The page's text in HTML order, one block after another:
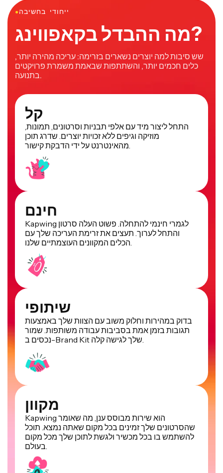
●ייחודי בחשיבה
מה ההבדל בקאפווינג?
שש סיבות למה יוצרים נשארים בזרימה: עריכה מהירה יותר,
כלים חכמים יותר, והשתתפות שבאמת משמרת פרויקטים
בתנועה.
קל
התחל ליצור מיד עם אלפי תבניות וסרטונים, תמונות,
מוזיקה וגיפים ללא זכויות יוצרים. שדרג תוכן
מהאינטרנט על ידי הדבקת קישור.
חינם
Kapwing לגמרי חינמי להתחלה. פשוט העלה סרטון
והתחל לערוך. תעצים את זרימת העריכה שלך עם
הכלים המקוונים העוצמתיים שלנו.
שיתופי
בדוק במהירות וחלוק משוב עם הצוות שלך באמצעות
תגובות בזמן אמת בסביבות עבודה משותפות. שמור
נכסים ב-Brand Kit שלך לגישה קלה.
מקוון
Kapwing הוא שירות מבוסס ענן, מה שאומר
שהסרטונים שלך זמינים בכל מקום שאתה נמצא. תוכל
להשתמש בו בכל מכשיר ולגשת לתוכן שלך מכל מקום
בעולם.